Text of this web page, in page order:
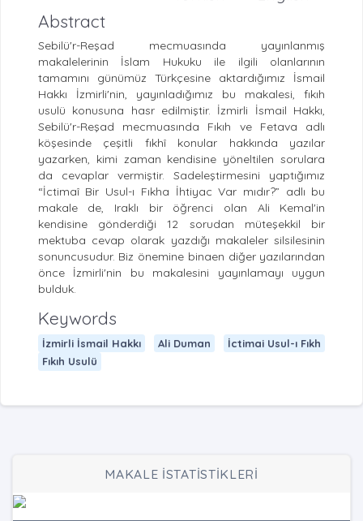
Abstract
Sebilü'r-Reşad mecmuasında yayınlanmış
makalelerinin İslam Hukuku ile ilgili olanlarının
tamamını günümüz Türkçesine aktardığımız İsmail
Hakkı İzmirli'nin, yayınladığımız bu makalesi, fıkıh
usulü konusuna hasr edilmiştir. İzmirli İsmail Hakkı,
Sebilü'r-Reşad mecmuasında Fıkıh ve Fetava adlı
köşesinde çeşitli fıkhî konular hakkında yazılar
yazarken, kimi zaman kendisine yöneltilen sorulara
da cevaplar vermiştir. Sadeleştirmesini yaptığımız
“İctimaî Bir Usul-ı Fıkha İhtiyac Var mıdır?” adlı bu
makale de, Iraklı bir öğrenci olan Ali Kemal'in
kendisine gönderdiği 12 sorudan müteşekkil bir
mektuba cevap olarak yazdığı makaleler silsilesinin
sonuncusudur. Biz önemine binaen diğer yazılarından
önce İzmirli'nin bu makalesini yayınlamayı uygun
bulduk.
Keywords
İzmirli İsmail Hakkı Ali Duman
İctimai Usul-ı Fıkh
Fıkıh Usulü
MAKALE İSTATİSTİKLERİ